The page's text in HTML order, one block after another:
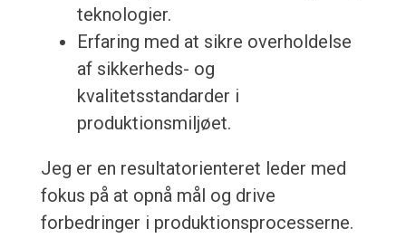
teknologier.
Erfaring med at sikre overholdelse
af sikkerheds- og
kvalitetsstandarder i
produktionsmiljøet.
Jeg er en resultatorienteret leder med
fokus på at opnå mål og drive
forbedringer i produktionsprocesserne.